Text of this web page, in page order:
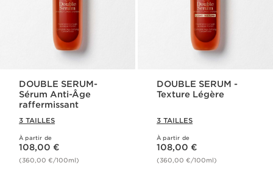
DOUBLE SERUM-
Sérum Anti-Âge
raffermissant
3 TAILLES
À partir de
Nouveau prix 108,00 €
108,00 €
(360,00 €/100ml)
DOUBLE SERUM -
Texture Légère
3 TAILLES
À partir de
Nouveau prix 108,00 €
108,00 €
(360,00 €/100ml)